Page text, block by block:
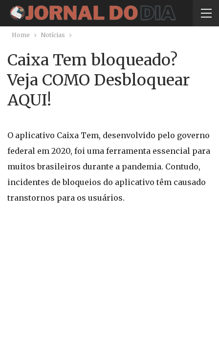
Home Notícias
Caixa Tem bloqueado?
Veja COMO Desbloquear
AQUI!
O aplicativo Caixa Tem, desenvolvido pelo governo
federal em 2020, foi uma ferramenta essencial para
muitos brasileiros durante a pandemia. Contudo,
incidentes de bloqueios do aplicativo têm causado
transtornos para os usuários.